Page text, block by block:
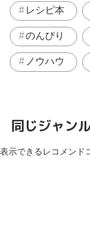
レシピ本
のんびり
ノウハウ
同じジャン
表示できるレコメンド